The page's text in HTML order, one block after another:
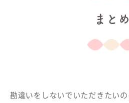
まとめ
勘違いをしないでいただきたい